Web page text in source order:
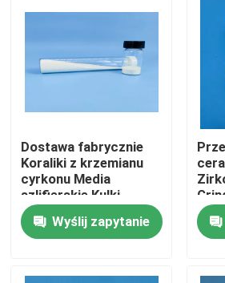
Produkty
O nas
Dostawa fabrycznie
Koraliki z krzemianu
cyrkonu Media
szlifierskie Kulki
ceramiczne z tlenku
cyrkonuWyślij zapytanie